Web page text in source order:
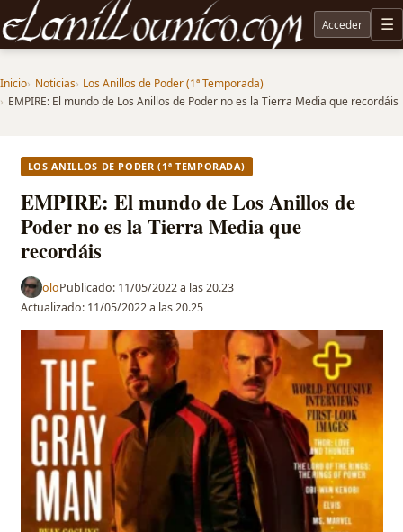
Noticias sobre Tolkien: El Señor de los Anillos, Los Anillos de Poder, La Caza de Gollum, la
Acceder
Inicio Noticias Los Anillos de Poder (1ª Temporada)
EMPIRE: El mundo de Los Anillos de Poder no es la Tierra Media que recordáis
LOS ANILLOS DE PODER (1ª TEMPORADA)
EMPIRE: El mundo de Los Anillos de
Poder no es la Tierra Media que
recordáis
oloPublicado: 11/05/2022 a las 20.23
Actualizado: 11/05/2022 a las 20.25